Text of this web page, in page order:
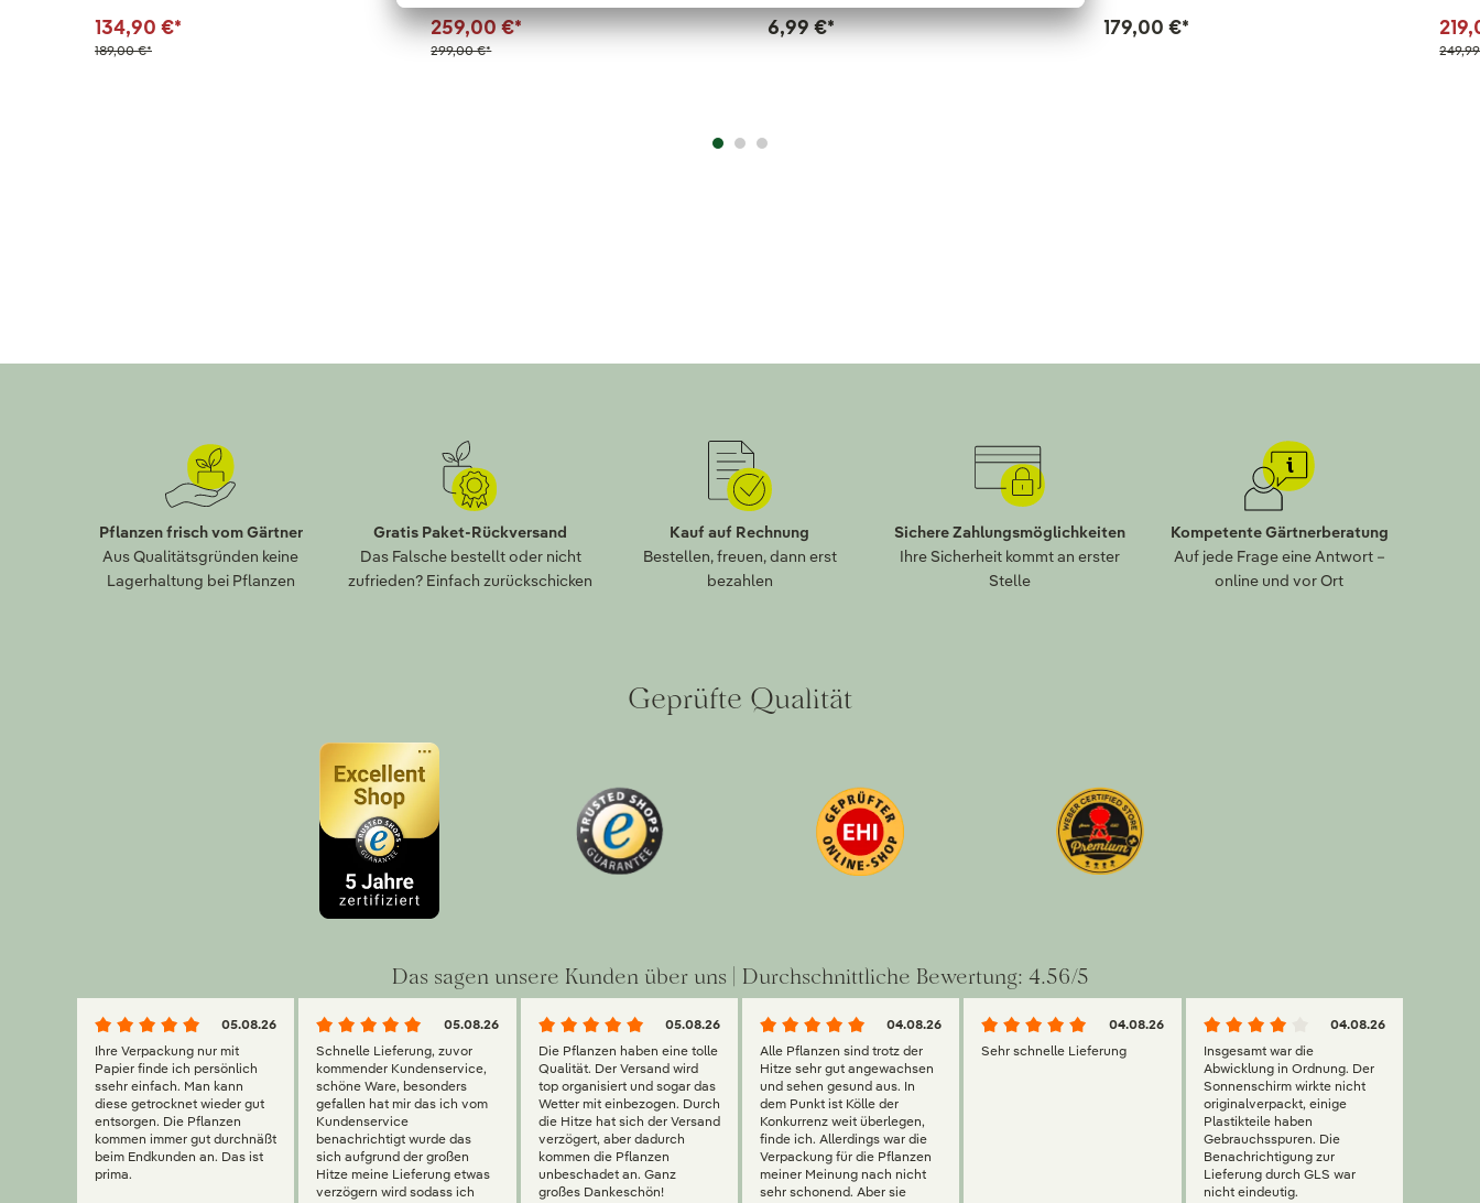
134,90 €*
189,00 €*
259,00 €*
299,00 €*
6,99 €* 179,00 €*
Pflanzen frisch vom Gärtner
Aus Qualitätsgründen keine
Lagerhaltung bei Pflanzen
Gratis Paket-Rückversand
Das Falsche bestellt oder nicht
zufrieden? Einfach zurückschicken
Kauf auf Rechnung
Bestellen, freuen, dann erst
bezahlen
Sichere Zahlungsmöglichkeiten
Ihre Sicherheit kommt an erster
Stelle
Kompetente Gärtnerberatung
Auf jede Frage eine Antwort –
online und vor Ort
Geprüfte Qualität
Das sagen unsere Kunden über uns | Durchschnittliche Bewertung: 4.56/5
05.08.26
Ihre Verpackung nur mit
Papier finde ich persönlich
ssehr einfach. Man kann
diese getrocknet wieder gut
entsorgen. Die Pflanzen
kommen immer gut durchnäßt
beim Endkunden an. Das ist
prima.
05.08.26
Schnelle Lieferung, zuvor
kommender Kundenservice,
schöne Ware, besonders
gefallen hat mir das ich vom
Kundenservice
benachrichtigt wurde das
sich aufgrund der großen
Hitze meine Lieferung etwas
verzögern wird sodass ich
05.08.26
Die Pflanzen haben eine tolle
Qualität. Der Versand wird
top organisiert und sogar das
Wetter mit einbezogen. Durch
die Hitze hat sich der Versand
verzögert, aber dadurch
kommen die Pflanzen
unbeschadet an. Ganz
großes Dankeschön!
04.08.26
Alle Pflanzen sind trotz der
Hitze sehr gut angewachsen
und sehen gesund aus. In
dem Punkt ist Kölle der
Konkurrenz weit überlegen,
finde ich. Allerdings war die
Verpackung für die Pflanzen
meiner Meinung nach nicht
sehr schonend. Aber sie
04.08.26
Sehr schnelle Lieferung
04.08.26
Insgesamt war die
Abwicklung in Ordnung. Der
Sonnenschirm wirkte nicht
originalverpackt, einige
Plastikteile haben
Gebrauchsspuren. Die
Benachrichtigung zur
Lieferung durch GLS war
nicht eindeutig.